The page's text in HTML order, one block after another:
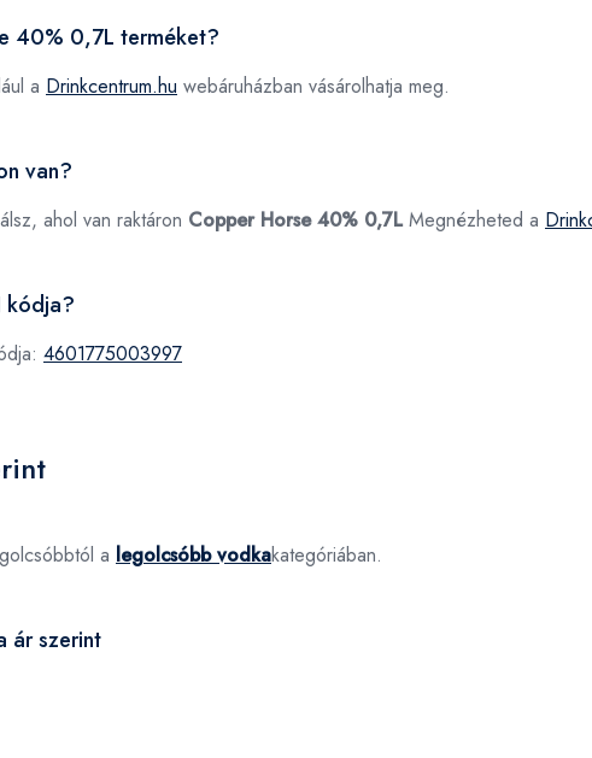
40% 0,7L terméket?
a Drinkcentrum.hu webáruházban vásárolhatja meg.
van?
ahol van raktáron Copper Horse 40% 0,7LMegnézheted a
kódja?
4601775003997
a legolcsóbb vodkakategóriában.
ár szerint